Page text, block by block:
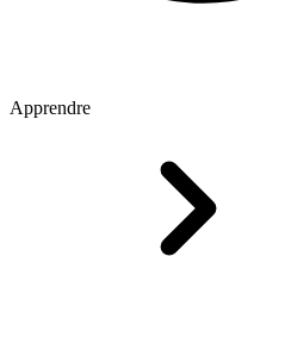
Apprendre